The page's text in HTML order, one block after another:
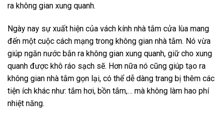
ra không gian xung quanh.
Ngày nay sự xuất hiện của vách kính nhà tắm cửa lùa mang
đến một cuộc cách mạng trong không gian nhà tắm. Nó vừa
giúp ngăn nước bắn ra không gian xung quanh, giữ cho xung
quanh được khô ráo sạch sẽ. Hơn nữa nó cũng giúp tạo ra
không gian nhà tắm gọn lại, có thể dễ dàng trang bị thêm các
tiện ích khác như: tắm hơi, bồn tắm,… mà không làm hao phí
nhiệt năng.